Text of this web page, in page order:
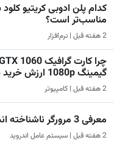
کدام پلن ادوبی کریتیو
مناسب‌تر است؟
2 هفته قبل | نرم‌افزار
گیمینگ 1080p ارزش خرید دارد؟
2 هفته قبل | کامپیوتر
معرفی 3 مرورگر ناشناخته اندروید جایگزین گوگل کروم
2 هفته قبل | سیستم عامل اندروید